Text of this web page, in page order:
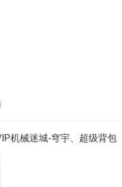
机械迷城-穹宇、超级背包